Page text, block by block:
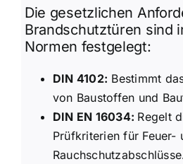
Die gesetzlichen
Brandschutztüren sind
Normen festgelegt:
DIN 4102: Bestimmt
von Baustoffen und
DIN EN 16034: Regelt
Prüfkriterien für Feuer-